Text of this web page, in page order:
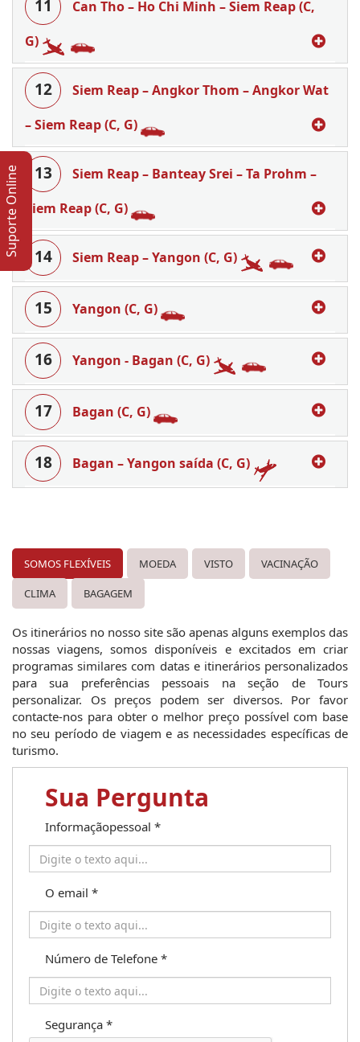
11
Can Tho – Ho Chi Minh – Siem Reap (C,
G)
12
Siem Reap – Angkor Thom – Angkor Wat
– Siem Reap (C, G)
13
Siem Reap – Banteay Srei – Ta Prohm –
Siem Reap (C, G)
14 Siem Reap – Yangon (C, G)
15 Yangon (C, G)
16 Yangon - Bagan (C, G)
17 Bagan (C, G)
18 Bagan – Yangon saída (C, G)
SOMOS FLEXÍVEIS MOEDA VISTO VACINAÇÃO
CLIMA BAGAGEM
Os itinerários no nosso site são apenas alguns exemplos das
nossas viagens, somos disponíveis e excitados em criar
programas similares com datas e itinerários personalizados
para sua preferências pessoais na seção de Tours
personalizar. Os preços podem ser diversos. Por favor
contacte-nos para obter o melhor preço possível com base
no seu período de viagem e as necessidades específicas de
turismo.
Sua Pergunta
Informaçãopessoal *
O email *
Número de Telefone *
Segurança *
Suporte Online